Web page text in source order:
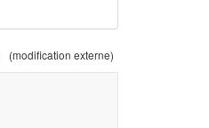
(modification externe)